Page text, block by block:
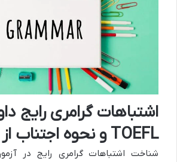
اشتباهات گرامری رایج
TOEFL و نحوه اجتناب از آن‌ها